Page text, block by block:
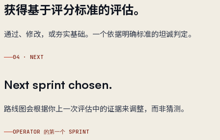
获得基于评分标准的评估。
通过、修改，或夯实基础。一个依据明确标准的坦诚判定。
04 · NEXT
Next sprint chosen.
路线图会根据你上一次评估中的证据来调整，而非猜测。
OPERATOR 的第一个 SPRINT